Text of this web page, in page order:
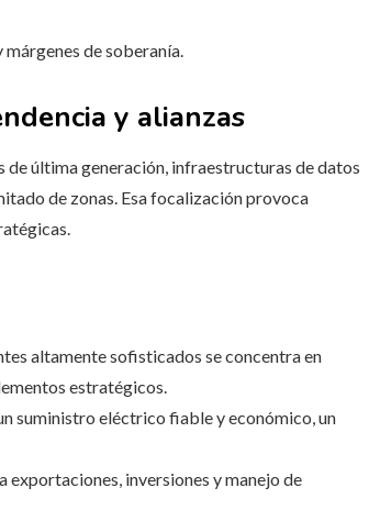
de soberanía.
y alianzas
última generación, infraestructuras de datos
de zonas. Esa focalización provoca
altamente sofisticados se concentra en
estratégicos.
suministro eléctrico fiable y económico, un
exportaciones, inversiones y manejo de